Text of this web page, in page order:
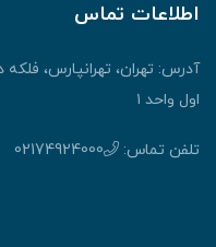
اطلاعات تماس
اول واحد ۱
تلفن تماس: 02174924000